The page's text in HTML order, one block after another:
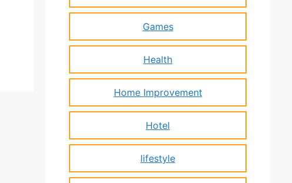
Games
Health
Home Improvement
Hotel
lifestyle